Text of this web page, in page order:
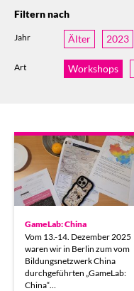
Filtern nach
Jahr Älter 2023
Art Workshops
GameLab: China
Vom 13.-14. Dezember 2025
waren wir in Berlin zum vom
Bildungsnetzwerk China
durchgeführten „GameLab:
China“…